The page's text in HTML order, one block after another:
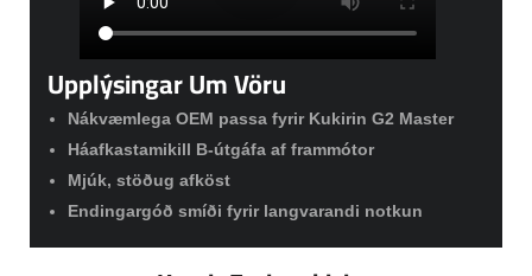
Upplýsingar Um Vöru
Nákvæmlega OEM passa fyrir Kukirin G2 Master
Háafkastamikill B-útgáfa af frammótor
Mjúk, stöðug afköst
Endingargóð smíði fyrir langvarandi notkun